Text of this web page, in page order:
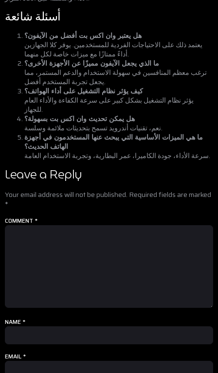
أسئلة شائعة
هل يعتبر وان اكس بت أفضل من الآيفون؟
يعتمد ذلك على الاحتياجات الفردية للمستخدمين. يوفر كلا الجهازين
أداءً ممتازًا مع ميزات خاصة لكل منهما.
ما الذي يجعل الآيفون مميزًا عن الأجهزة الأخرى؟
ترغب معظم المنافسين في سهولة الاستخدام والدعم المستمر، مما
يجعل تجربة المستخدم أفضل.
كيف يؤثر نظام التشغيل على أداء الهواتف؟
يؤثر نظام التشغيل بشكل كبير على سرعة الكفاءة والأداء العام
للجهاز.
هل يمكن تحديث وان اكس بت بسهولة؟
نعم، تقنيات أندرويد تسمح بتحديثات ملائمة وسلسة.
ما هي الميزات الأساسية التي يبحث عنها المستخدمون في أجهزة
الهاتف الحديث؟
سرعة الأداء، جودة الكاميرا، عمر البطارية، وتجربة الاستخدام العامة.
Leave a Reply
Your email address will not be published. Required fields are marked
*
COMMENT *
NAME *
EMAIL *